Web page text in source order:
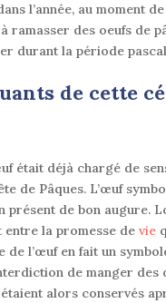
l’année, au moment
ramasser des oeufs de
durant la période
de cette
était déjà chargé de
de Pâques. L’œuf
présent de bon augure.
entre la promesse de vie
de l’œuf en fait un
de manger
alors conservés